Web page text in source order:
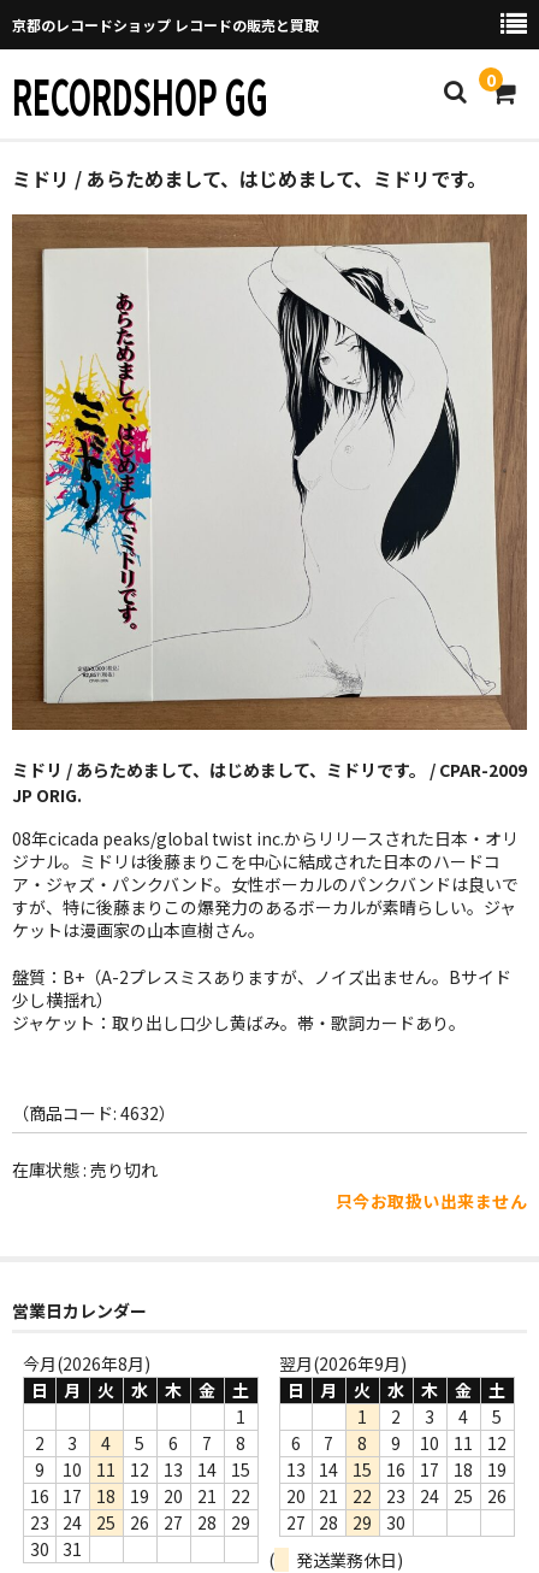
京都のレコードショップ レコードの販売と買取
RECORDSHOP GG 0
Home
マイページ
買取について
取り置きなどについて
Categories
New Arrivals
新譜
GG RECORD （当店のレーベル）
JAZZ-US
BLUE NOTE
JAZZ-EU
JAZZ-JP
JAZZ-VOCAL
J-POP
ROCK
FOLK,SSW
その他
7INC
Webのみ no.3
Webのみ no.4
売り切れ
Help
ミドリ / あらためまして、はじめまして、ミドリです。
ミドリ / あらためまして、はじめまして、ミドリです。 / CPAR-2009
JP ORIG.
08年cicada peaks/global twist inc.からリリースされた日本・オリ
ジナル。ミドリは後藤まりこを中心に結成された日本のハードコ
ア・ジャズ・パンクバンド。女性ボーカルのパンクバンドは良いで
すが、特に後藤まりこの爆発力のあるボーカルが素晴らしい。ジャ
ケットは漫画家の山本直樹さん。
盤質：B+（A-2プレスミスありますが、ノイズ出ません。Bサイド
少し横揺れ）
ジャケット：取り出し口少し黄ばみ。帯・歌詞カードあり。
（商品コード: 4632）
在庫状態 : 売り切れ
只今お取扱い出来ません
営業日カレンダー
今月(2026年8月)
日
月 火 水 木 金
土
1
2
3 4 5 6 7
8
9
10 11 12 13 14
15
16
17 18 19 20 21
22
23
24 25 26 27 28
29
30
31
翌月(2026年9月)
日
月 火 水 木 金
土
1
2 3 4
5
6
7 8 9 10 11
12
13
14 15 16 17 18
19
20
21 22 23 24 25
26
27
28 29
30
(
発送業務休日)